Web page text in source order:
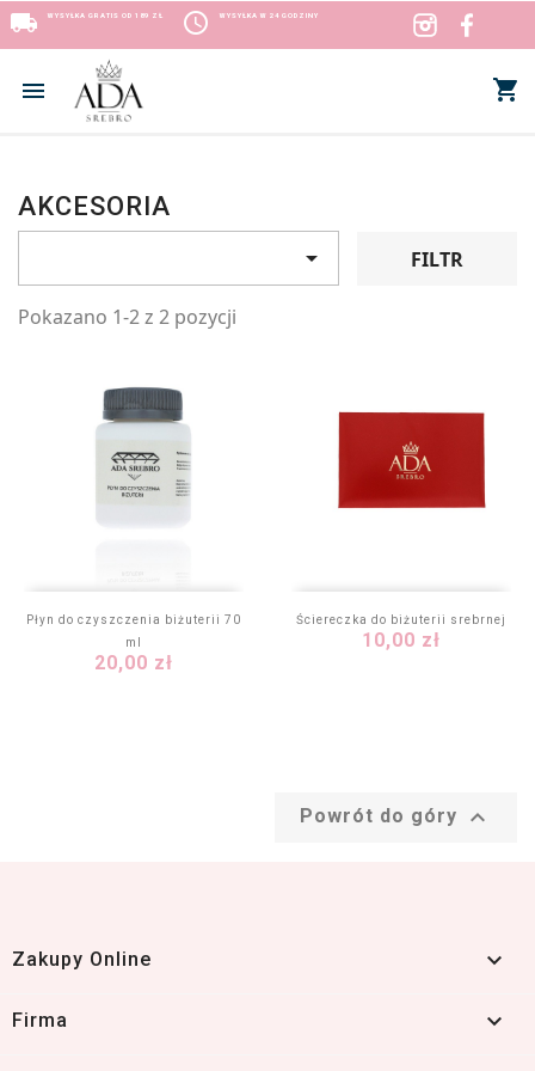
local_shipping WYSYŁKA GRATIS OD 189 ZŁ access_time WYSYŁKA W 24 GODZINY
 shopping_cart
AKCESORIA
 FILTR
Pokazano 1-2 z 2 pozycji
Płyn do czyszczenia biżuterii 70
ml
Cena
20,00 zł
Ściereczka do biżuterii srebrnej
Cena
10,00 zł
Powrót do góry 
Zakupy Online 
Firma 